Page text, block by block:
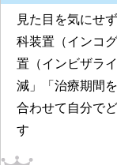
見た目を気にせ
科装置（インコ
置（インビザラ
減」「治療期間
合わせて自分で
す